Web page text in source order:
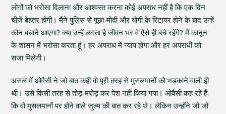
लोगों को भरोसा दिलाना और आश्वस्त करना कोई अपराध नहीं है कि एक दिन
चीजें बेहतर होंगी। मैंने पुलिस से पूछा-मोदी और योगी के रिटायर होने के बाद उन्हें
कौन बचाने आएगा? क्या उन्हें लगता है जीवन भर वे ऐसे ही बचे रहेंगे? मैं कानून
के शासन में भरोसा करता हूं। हर अपराध में न्याय होगा और हर अपराधी को
सजा मिलेगी।
असल में ओवैसी ने जो बात कही वो पूरी तरह से मुसलमानों को भड़काने वाली ही
थी। उसे किसी तरह से तोड़-मरोड़ कर पेश नहीं किया गया। ओवैसी कह रहे हैं
कि वो मुसलमानों पर होने वाले जुल्म की बात कर रहे थे। लेकिन उन्होंने जो जो